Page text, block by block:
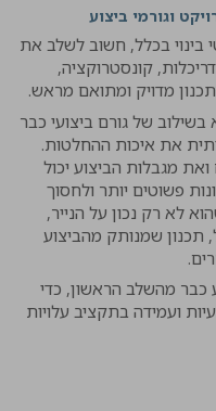
וגורמי ביצוע
בינוי בכלל, חשוב לשלב את
קונסטרוקציה,
מדויק ומתואם מראש.
של גורם ביצועי כבר
את איכות ההחלטות.
מגבלות הביצוע יכול
פשוטים יותר ולחסוך
לא רק נכון על הנייר,
תכנון שמנותק מהביצוע
כבר מהשלב הראשון, כדי
ועמידה בתקציב עלויות